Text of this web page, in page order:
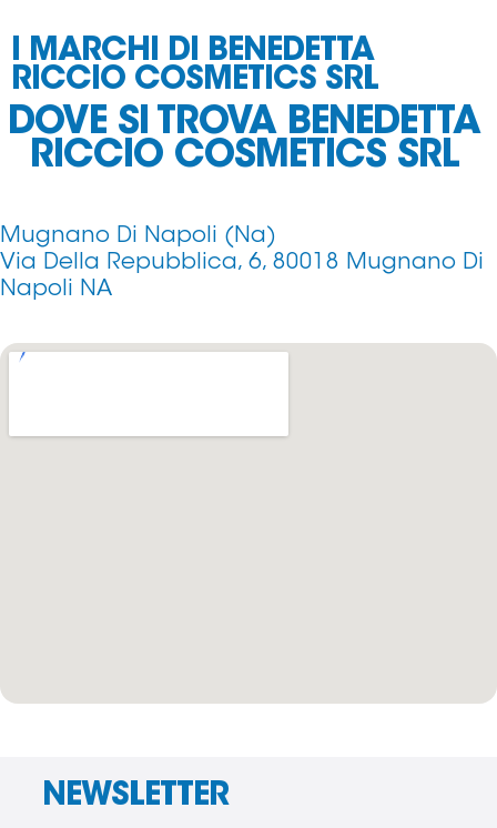
I MARCHI DI BENEDETTA
RICCIO COSMETICS SRL
DOVE SI TROVA BENEDETTA
RICCIO COSMETICS SRL
Mugnano Di Napoli (Na)
Via Della Repubblica, 6, 80018 Mugnano Di
Napoli NA
NEWSLETTER